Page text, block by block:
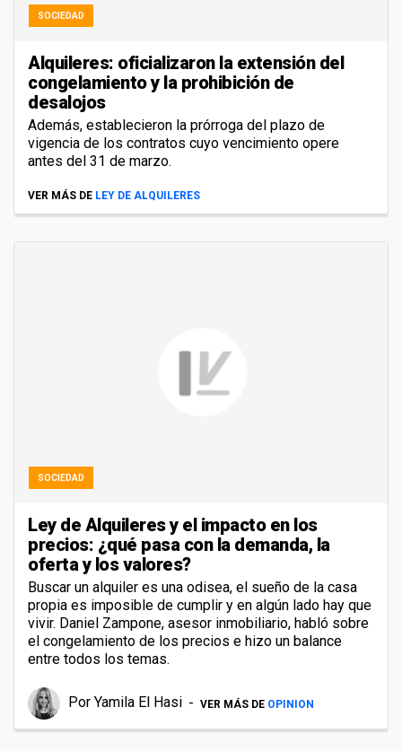
SOCIEDAD
Alquileres: oficializaron la extensión del
congelamiento y la prohibición de
desalojos
Además, establecieron la prórroga del plazo de
vigencia de los contratos cuyo vencimiento opere
antes del 31 de marzo.
VER MÁS DE LEY DE ALQUILERES
SOCIEDAD
Ley de Alquileres y el impacto en los
precios: ¿qué pasa con la demanda, la
oferta y los valores?
Buscar un alquiler es una odisea, el sueño de la casa
propia es imposible de cumplir y en algún lado hay que
vivir. Daniel Zampone, asesor inmobiliario, habló sobre
el congelamiento de los precios e hizo un balance
entre todos los temas.
Por Yamila El Hasi VER MÁS DE OPINION